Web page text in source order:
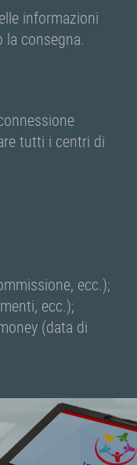
informazioni
consegna.
tutti i centri di
ecc.);
ecc.);
(data di